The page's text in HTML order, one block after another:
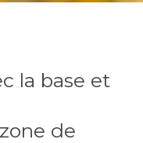
la base et
de